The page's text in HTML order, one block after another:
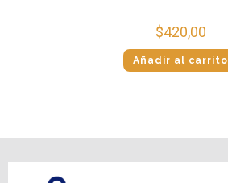
$420,00
Añadir al carrito